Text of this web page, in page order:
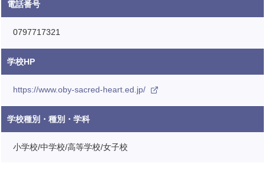
電話番号
0797717321
学校HP
https://www.oby-sacred-heart.ed.jp/
学校種別・種別・学科
小学校/中学校/高等学校/女子校